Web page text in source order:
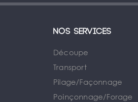
Nos services
Découpe
Transport
Pilage/Façonnage
Poinçonnage/Forage